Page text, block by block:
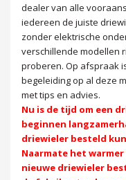
dealer van alle
iedereen de juiste
zonder elektrische
verschillende modellen
proberen. Op afspraak
begeleiding op al deze
met tips en advies.
Nu is de tijd om een
beginnen
driewieler besteld
Naarmate het
nieuwe driewieler